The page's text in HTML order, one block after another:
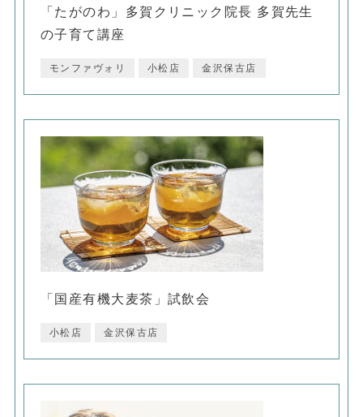
「たがのわ」多賀クリニック院長 多賀先生
の子育て講座
モンファヴォリ 小松店 金沢保古店
「国産有機大麦茶」試飲会
小松店 金沢保古店